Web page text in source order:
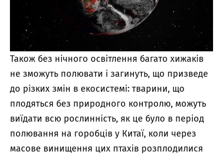
Також без нічного освітлення багато хижаків
не зможуть полювати і загинуть, що призведе
до різких змін в екосистемі: тварини, що
плодяться без природного контролю, можуть
виїдати всю рослинність, як це було в період
полювання на горобців у Китаї, коли через
масове винищення цих птахів розплодилися